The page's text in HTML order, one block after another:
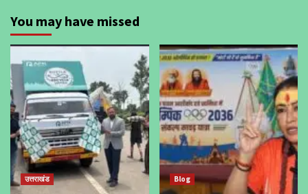
You may have missed
उत्तराखंड Blog